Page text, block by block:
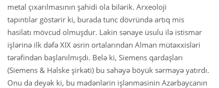
metal çıxarılmasının şahidi ola bilərik. Arxeoloji
tapıntılar göstərir ki, burada tunc dövründə artıq mis
hasilatı mövcud olmuşdur. Lakin sənaye üsulu ilə istismar
işlərinə ilk dəfə XIX əsrin ortalarından Alman mütəxxisləri
tərəfindən başlanılmışdı. Belə ki, Siemens qardaşları
(Siemens & Halske şirkəti) bu sahəyə böyük sərmayə yatırdı.
Onu da deyək ki, bu mədənlərin işlənməsinin Azərbaycanın